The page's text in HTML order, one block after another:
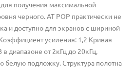
получения максимальной
черного. AT POP практически не
и доступно для экранов с шириной
усиления: 1,2 Кривая
диапазоне от 2кГц до 20кГц,
белую подложку. Структура полотна